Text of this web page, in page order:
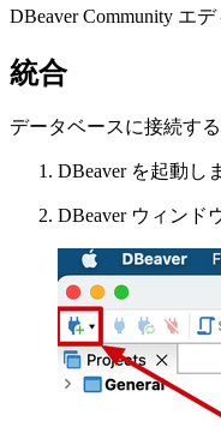
DBeaver Community エ
統合
データベースに接続す
DBeaver を起動し
DBeaver ウィンド